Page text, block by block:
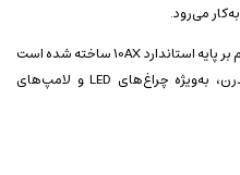
به‌کار می‌رود.
برخلاف کلیدهای معمول بازار، این مکانیزم بر پایه استاندارد 10AX ساخته شده است
که آن را برای استفاده با منابع نوری مدرن، به‌ویژه چراغ‌های LED و لامپ‌های